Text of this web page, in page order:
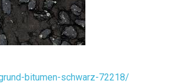
bitumen-schwarz-72218/